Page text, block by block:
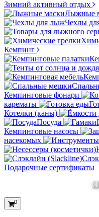
Зимний активный отдых
Лыжные
Чехлы
Кемпинг
Кемпинговые фонари
карематы
Котелки (каны)
Посуда
Кемпинговые насосы
насекомых
Подарочные сертификаты
0